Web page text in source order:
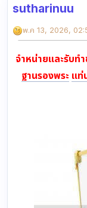
sutharinuu
พ.ค 13, 2026,
จำหน่ายและรับท
ฐานรองพระ แท่